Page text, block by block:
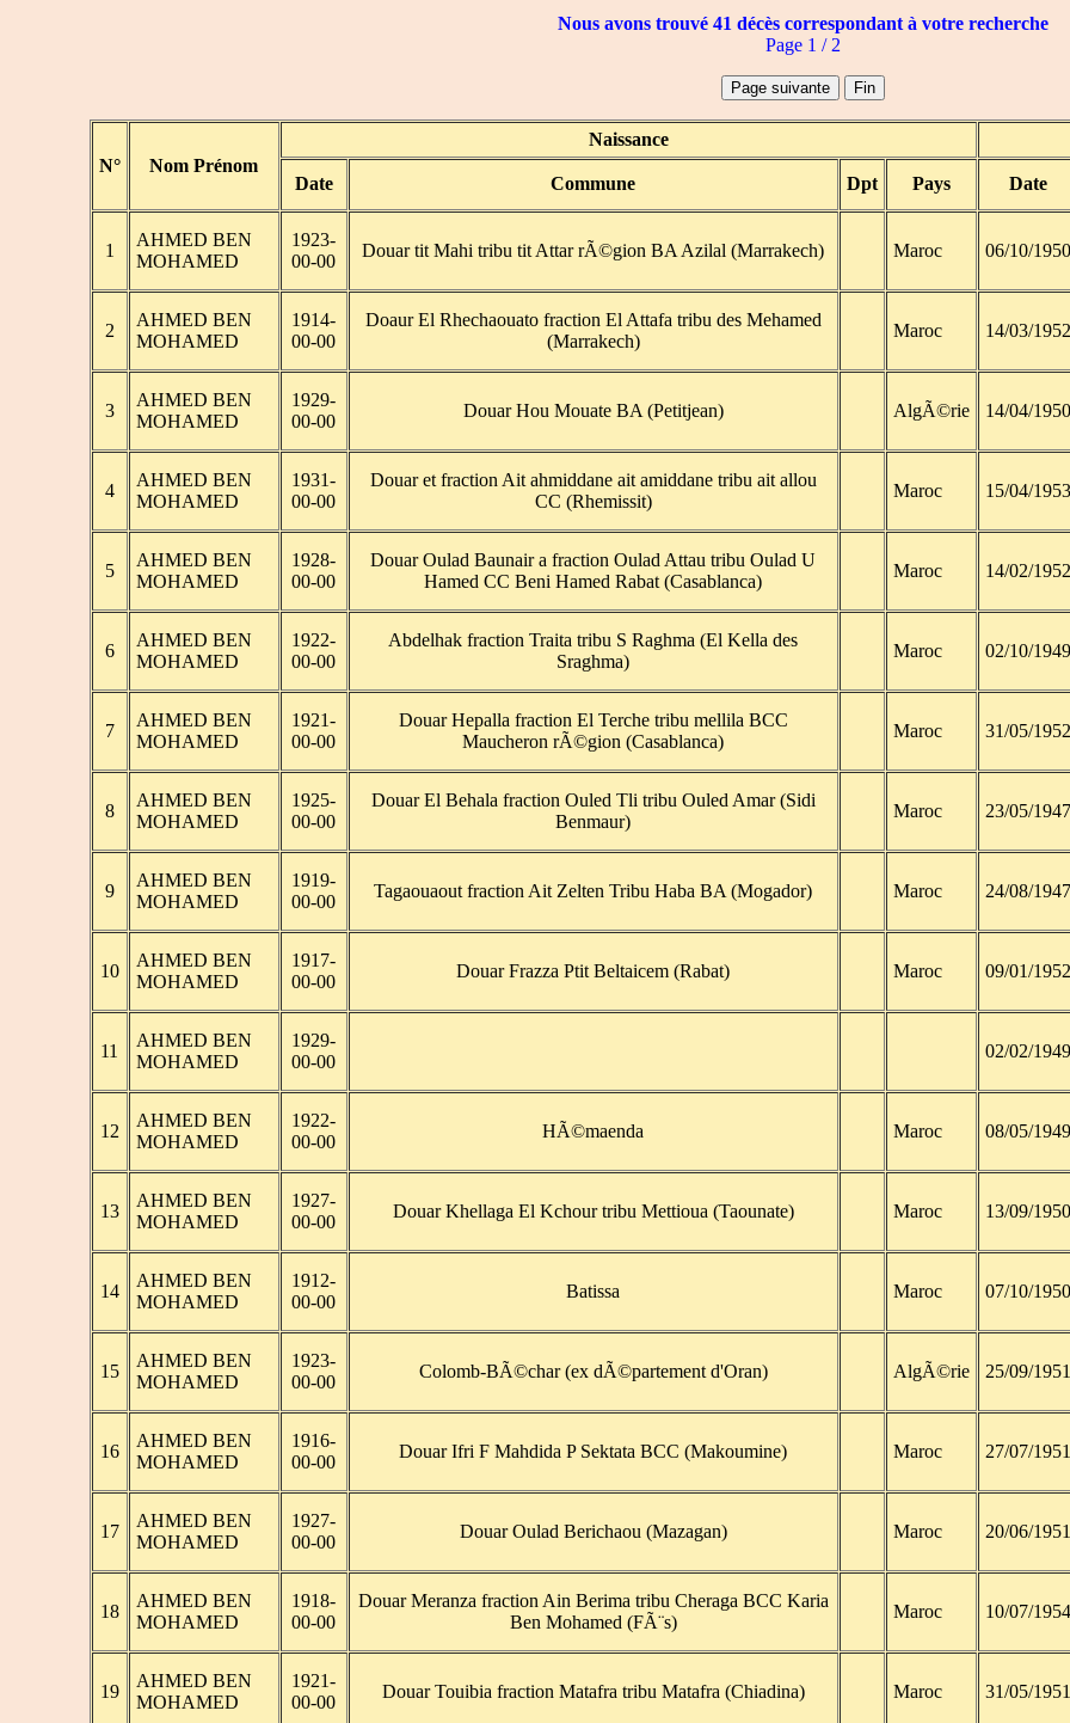
Nous avons trouvé 41 décès correspondant à votre recherche
Page 1 / 2
N° Nom Prénom
Naissance
Date Commune Dpt Pays Date
1
AHMED BEN
MOHAMED
1923-
00-00
Douar tit Mahi tribu tit Attar rÃ©gion BA Azilal (Marrakech) Maroc 06/10/1950
2
AHMED BEN
MOHAMED
1914-
00-00
Doaur El Rhechaouato fraction El Attafa tribu des Mehamed
(Marrakech)
Maroc 14/03/1952
3
AHMED BEN
MOHAMED
1929-
00-00
Douar Hou Mouate BA (Petitjean) AlgÃ©rie 14/04/1950
4
AHMED BEN
MOHAMED
1931-
00-00
Douar et fraction Ait ahmiddane ait amiddane tribu ait allou
CC (Rhemissit)
Maroc 15/04/1953
5
AHMED BEN
MOHAMED
1928-
00-00
Douar Oulad Baunair a fraction Oulad Attau tribu Oulad U
Hamed CC Beni Hamed Rabat (Casablanca)
Maroc 14/02/1952
6
AHMED BEN
MOHAMED
1922-
00-00
Abdelhak fraction Traita tribu S Raghma (El Kella des
Sraghma)
Maroc 02/10/1949
7
AHMED BEN
MOHAMED
1921-
00-00
Douar Hepalla fraction El Terche tribu mellila BCC
Maucheron rÃ©gion (Casablanca)
Maroc 31/05/1952
8
AHMED BEN
MOHAMED
1925-
00-00
Douar El Behala fraction Ouled Tli tribu Ouled Amar (Sidi
Benmaur)
Maroc 23/05/1947
9
AHMED BEN
MOHAMED
1919-
00-00
Tagaouaout fraction Ait Zelten Tribu Haba BA (Mogador) Maroc 24/08/1947
10
AHMED BEN
MOHAMED
1917-
00-00
Douar Frazza Ptit Beltaicem (Rabat) Maroc 09/01/1952
11
AHMED BEN
MOHAMED
1929-
00-00
02/02/1949
12
AHMED BEN
MOHAMED
1922-
00-00
HÃ©maenda Maroc 08/05/1949
13
AHMED BEN
MOHAMED
1927-
00-00
Douar Khellaga El Kchour tribu Mettioua (Taounate) Maroc 13/09/1950
14
AHMED BEN
MOHAMED
1912-
00-00
Batissa Maroc 07/10/1950
15
AHMED BEN
MOHAMED
1923-
00-00
Colomb-BÃ©char (ex dÃ©partement d'Oran) AlgÃ©rie 25/09/1951
16
AHMED BEN
MOHAMED
1916-
00-00
Douar Ifri F Mahdida P Sektata BCC (Makoumine) Maroc 27/07/1951
17
AHMED BEN
MOHAMED
1927-
00-00
Douar Oulad Berichaou (Mazagan) Maroc 20/06/1951
18
AHMED BEN
MOHAMED
1918-
00-00
Douar Meranza fraction Ain Berima tribu Cheraga BCC Karia
Ben Mohamed (FÃ¨s)
Maroc 10/07/1954
19
AHMED BEN
MOHAMED
1921-
00-00
Douar Touibia fraction Matafra tribu Matafra (Chiadina) Maroc 31/05/1951